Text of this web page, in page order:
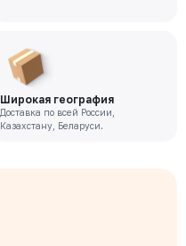
Широкая география
Доставка по всей России,
Казахстану, Беларуси.